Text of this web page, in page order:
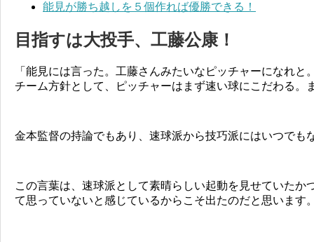
能見が勝ち越しを５個作れば優勝できる！
目指すは大投手、工藤公康！
「能見には言った。工藤さんみたいなピッチャーになれ
チーム方針として、ピッチャーはまず速い球にこだわる。
金本監督の持論でもあり、速球派から技巧派にはいつでも
この言葉は、速球派として素晴らしい起動を見せていたか
て思っていないと感じているからこそ出たのだと思います